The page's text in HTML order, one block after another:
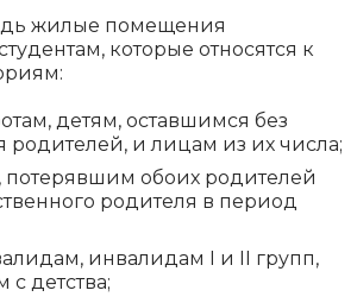
жилые помещения
которые относятся к
детям, оставшимся без
родителей, и лицам из их числа;
потерявшим обоих родителей
родителя в период
инвалидам I и II групп,
детства;